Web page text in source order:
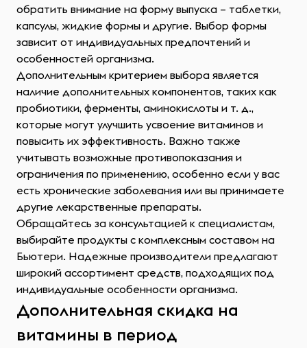
обратить внимание на форму выпуска – таблетки,
капсулы, жидкие формы и другие. Выбор формы
зависит от индивидуальных предпочтений и
особенностей организма.
Дополнительным критерием выбора является
наличие дополнительных компонентов, таких как
пробиотики, ферменты, аминокислоты и т. д.,
которые могут улучшить усвоение витаминов и
повысить их эффективность. Важно также
учитывать возможные противопоказания и
ограничения по применению, особенно если у вас
есть хронические заболевания или вы принимаете
другие лекарственные препараты.
Обращайтесь за консультацией к специалистам,
выбирайте продукты с комплексным составом на
Бьютери. Надежные производители предлагают
широкий ассортимент средств, подходящих под
индивидуальные особенности организма.
Дополнительная скидка на
витамины в период